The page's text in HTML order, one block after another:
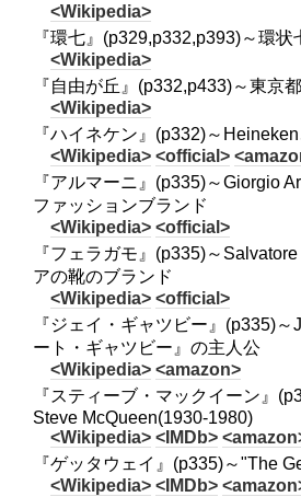
<Wikipedia>
『環七』(p329,p332,p393)～環状
<Wikipedia>
『自由が丘』(p332,p433)～東京
<Wikipedia>
『ハイネケン』(p332)～
<Wikipedia> <official>
『アルマーニ』(p335)～Giorgio
ファッションブランド
<Wikipedia> <official>
『フェラガモ』(p335)～
アの靴のブランド
<Wikipedia> <official>
『ジェイ・ギャツビー』(p335)
ート・ギャツビー』の主人公
<Wikipedia> <amazon>
『スティーブ・マックイーン』
Steve McQueen(1930-1980)
<Wikipedia> <IMDb>
『ゲッタウェイ』(p335)～"The
<Wikipedia> <IMDb>